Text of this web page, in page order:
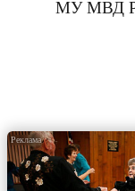
МУ МВД